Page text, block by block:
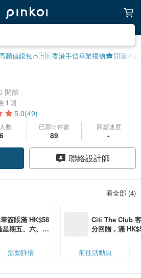
顏值銀包👛🇭🇰香港手信畢業禮物🎓開運水
開館
1 週
5.0(49)
數 已賣出件數
89
回應速度
-
聯絡設計師
看全部 (4)
簽賬滿 HK$58
期五、六、日
活動詳情
Citi The Club
分回贈，滿
前往活動頁